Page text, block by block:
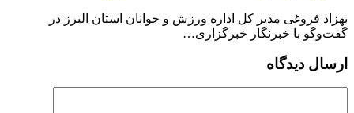
بهزاد فروغی مدیر کل اداره ورزش و جوانان استان البرز در
گفت‌وگو با خبرنگار خبرگزاری…
ارسال دیدگاه